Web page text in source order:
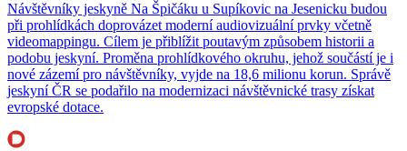
Návštěvníky jeskyně Na Špičáku u Supíkovic na Jesenicku budou
při prohlídkách doprovázet moderní audiovizuální prvky včetně
videomappingu. Cílem je přiblížit poutavým způsobem historii a
podobu jeskyní. Proměna prohlídkového okruhu, jehož součástí je i
nové zázemí pro návštěvníky, vyjde na 18,6 milionu korun. Správě
jeskyní ČR se podařilo na modernizaci návštěvnické trasy získat
evropské dotace.